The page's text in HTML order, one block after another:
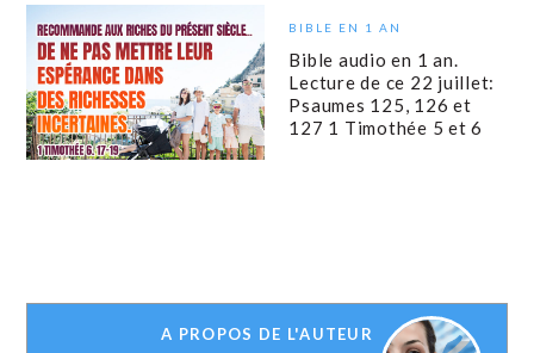
BIBLE EN 1 AN
Bible audio en 1 an.
Lecture de ce 22 juillet:
Psaumes 125, 126 et
127 1 Timothée 5 et 6
A PROPOS DE L'AUTEUR